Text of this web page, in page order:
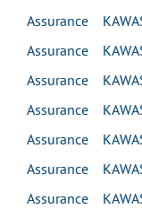
Assurance
Assurance
Assurance
Assurance
Assurance
Assurance
Assurance